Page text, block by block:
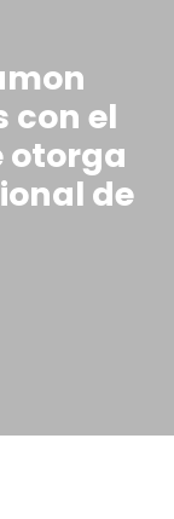
con el
otorga
de